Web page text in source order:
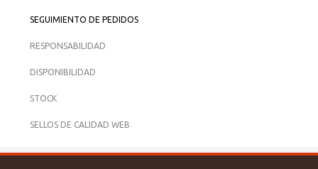
SEGUIMIENTO DE PEDIDOS
RESPONSABILIDAD
DISPONIBILIDAD
STOCK
SELLOS DE CALIDAD WEB